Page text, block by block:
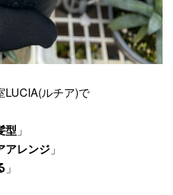
LUCIA(ルチア)で
型 」
アレンジ 」
」